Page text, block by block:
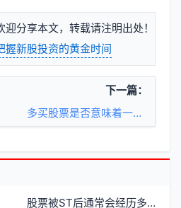
迎分享本文，转载请注明出处！
握新股投资的黄金时间
下一篇：
多买股票是否意味着一定会有收益
股票被ST后通常会经历多少个跌停